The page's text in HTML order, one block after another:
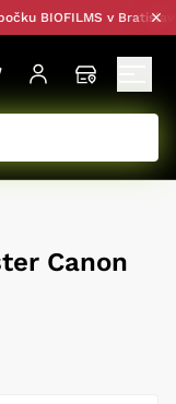
BIOFILMS v
Canon